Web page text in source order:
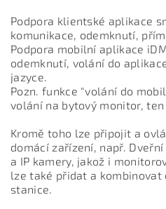
Podpora klientské aplikace
komunikace, odemknutí,
Podpora mobilní aplikace
odemknutí, volání do
jazyce.
Pozn. funkce "volání do
volání na bytový monitor,
Kromě toho lze připojit a
domácí zařízení, např.
a IP kamery, jakož i
lze také přidat a
stanice.